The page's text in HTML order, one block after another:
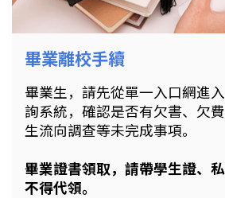
畢業離校手續
畢業生，請先從單一入口網進
詢系統，確認是否有欠書、欠
生流向調查等未完成事項。
畢業證書領取，請帶學生證、私
不得代領。